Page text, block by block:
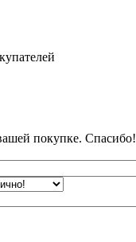
покупке. Спасибо!